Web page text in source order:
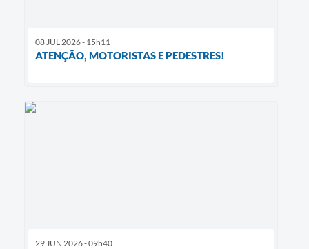
08 JUL 2026 - 15h11
ATENÇÃO, MOTORISTAS E PEDESTRES!
29 JUN 2026 - 09h40